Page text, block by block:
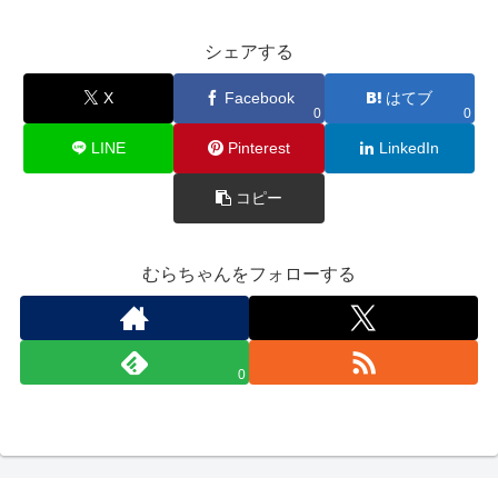
シェアする
X Facebook
0
はてブ
0
LINE Pinterest LinkedIn
コピー
むらちゃんをフォローする
0